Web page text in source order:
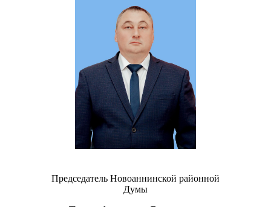
Председатель Новоаннинской районной
Думы